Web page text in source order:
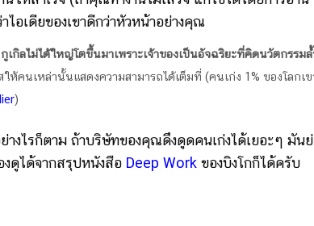
ไอเดียของเขาดีกว่าหัวหน้าอย่างคุณ
กูเกิลไม่ได้ใหญ่โตขึ้นมาเพราะเจ้าของเป็นอัจฉริยะที่คิดนวัตกรรม
ให้คนเหล่านั้นแสดงความสามารถได้เต็มที่ (คนเก่ง 1% ของโลกเ
)
งไรก็ตาม ถ้าบริษัทของคุณดึงดูดคนเก่งได้เยอะๆ มัน
ดูได้จากสรุปหนังสือ Deep Work ของบิงโกก็ได้ครับ